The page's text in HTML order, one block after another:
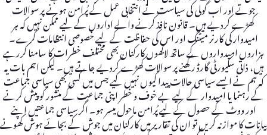
جوتے اور اب گولی کی سیاست نے انتخابی عمل کے پُرامن ہونے پر سوالات
کھڑے کردیے ہیں۔ قانون نافذ کرنے والے اداروں کے لیے ممکن نہیں کہ ہر
امیدوار کی کارنر میٹنگ اور اس کی حفاظت کے لیے خصوصی انتظامات کرے۔
ہزاروں امیدواروں کے ساتھ لاکھوں کارکنان بھی مختلف خطرات کا سامنا کررہے
ہیں، ذاتی سکیورٹی گارڈ رکھنے پر سوالات کھڑے کردیے جاتے ہیں۔ لیکن اہم بات یہ
کہ ہم نے ایسے سیاسی حالات پیدا کیوں نہیں کیے جس میں کسی بھی سیاسی جماعت
کے رہنما یا امیدوار کے لیے بے خوف و خطر اپنی جماعت کے منشور کو پیش کرنے
اور ووٹ کے حصول کے لیے پُرامن ماحول میسر ہو۔ اگر سیاسی جماعتیں اپنے
بیانات کا موازنہ کریں تو ان کی تقاریر میں کارکنان میں جوش کے بجائے ہوش کھونے